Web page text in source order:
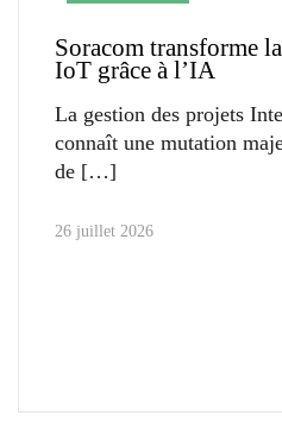
Soracom transforme
IoT grâce à l’IA
La gestion des projets
connaît une mutation
de
26 juillet 2026